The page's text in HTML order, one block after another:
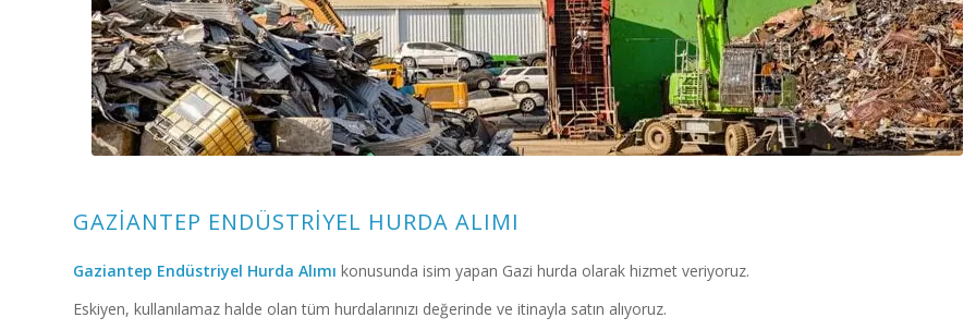
GAZIANTEP ENDÜSTRIYEL HURDA ALIMI
Gaziantep Endüstriyel Hurda Alımı konusunda isim yapan Gazi hurda olarak hizmet veriyoruz.
Eskiyen, kullanılamaz halde olan tüm hurdalarınızı değerinde ve itinayla satın alıyoruz.